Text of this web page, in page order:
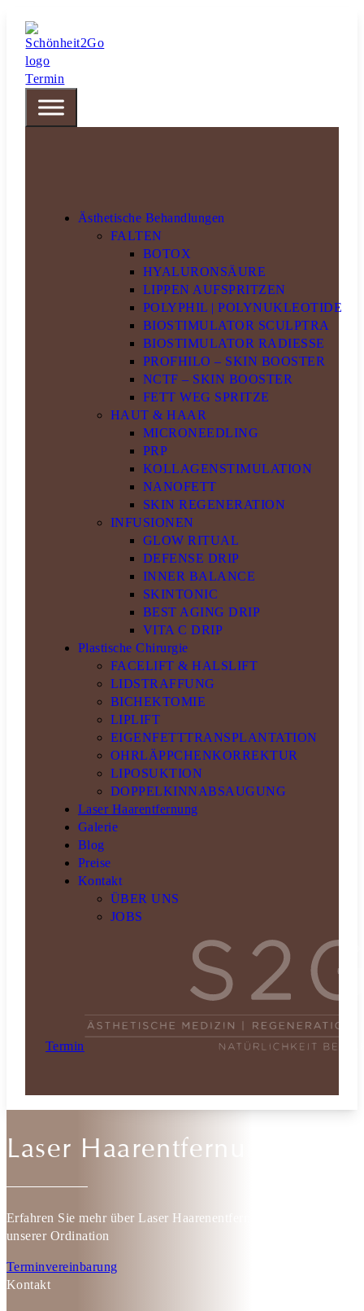
Termin
Ästhetische Behandlungen
FALTEN
BOTOX
HYALURONSÄURE
LIPPEN AUFSPRITZEN
POLYPHIL | POLYNUKLEOTIDE
BIOSTIMULATOR SCULPTRA
BIOSTIMULATOR RADIESSE
PROFHILO – SKIN BOOSTER
NCTF – SKIN BOOSTER
FETT WEG SPRITZE
HAUT & HAAR
MICRONEEDLING
PRP
KOLLAGENSTIMULATION
NANOFETT
SKIN REGENERATION
INFUSIONEN
GLOW RITUAL
DEFENSE DRIP
INNER BALANCE
SKINTONIC
BEST AGING DRIP
VITA C DRIP
Plastische Chirurgie
FACELIFT & HALSLIFT
LIDSTRAFFUNG
BICHEKTOMIE
LIPLIFT
EIGENFETTTRANSPLANTATION
OHRLÄPPCHENKORREKTUR
LIPOSUKTION
DOPPELKINNABSAUGUNG
Laser Haarentfernung
Galerie
Blog
Preise
Kontakt
ÜBER UNS
JOBS
Termin
Laser Haarentfernung
Erfahren Sie mehr über Laser Haarenentfernung in
unserer Ordination
Terminvereinbarung
Kontakt